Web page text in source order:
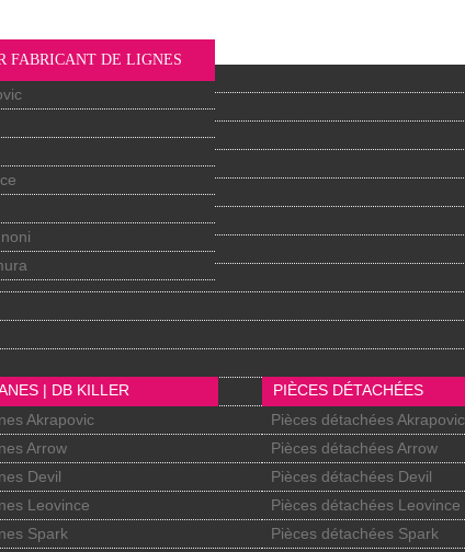
FABRICANT DE LIGNES
| DB KILLER
Akrapovic
Arrow
Devil
Leovince
Spark
PIÈCES DÉTACHÉES
Pièces détachées Akrapovic
Pièces détachées Arrow
Pièces détachées Devil
Pièces détachées Leovince
Pièces détachées Spark